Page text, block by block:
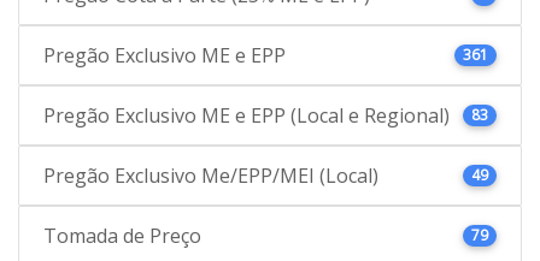
Pregão Exclusivo ME e EPP 361
Pregão Exclusivo ME e EPP (Local e Regional) 83
Pregão Exclusivo Me/EPP/MEI (Local) 49
Tomada de Preço 79